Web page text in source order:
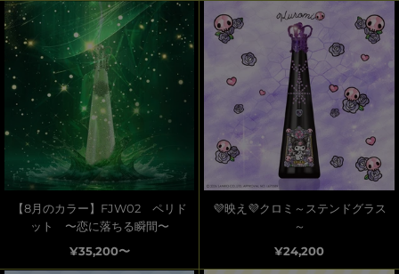
【8月のカラー】FJW02 ペリド
ット 〜恋に落ちる瞬間〜
¥35,200〜
💜映え💜クロミ～ステンドグラス
～
¥24,200